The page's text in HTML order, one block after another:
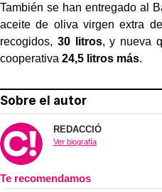
También se han entregado al
aceite de oliva virgen extra
recogidos, 30 litros, y nueva
cooperativa 24,5 litros más.
Sobre el autor
REDACCIÓ
Ver biografía